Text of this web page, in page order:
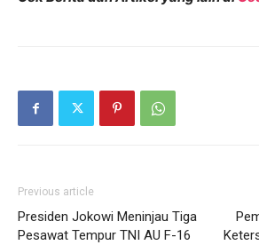
Previous article
Presiden Jokowi Meninjau Tiga
Pesawat Tempur TNI AU F-16